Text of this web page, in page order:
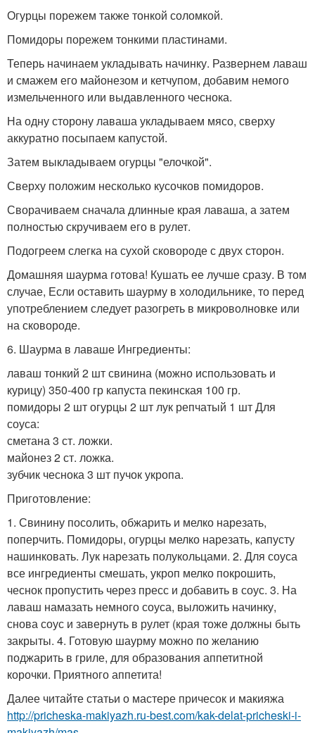
Огурцы порежем также тонкой соломкой.
Помидоры порежем тонкими пластинами.
Теперь начинаем укладывать начинку. Развернем лаваш
и смажем его майонезом и кетчупом, добавим немого
измельченного или выдавленного чеснока.
На одну сторону лаваша укладываем мясо, сверху
аккуратно посыпаем капустой.
Затем выкладываем огурцы "елочкой".
Сверху положим несколько кусочков помидоров.
Сворачиваем сначала длинные края лаваша, а затем
полностью скручиваем его в рулет.
Подогреем слегка на сухой сковороде с двух сторон.
Домашняя шаурма готова! Кушать ее лучше сразу. В том
случае, Если оставить шаурму в холодильнике, то перед
употреблением следует разогреть в микроволновке или
на сковороде.
6. Шаурма в лаваше Ингредиенты:
лаваш тонкий 2 шт свинина (можно использовать и
курицу) 350-400 гр капуста пекинская 100 гр.
помидоры 2 шт огурцы 2 шт лук репчатый 1 шт Для
соуса:
сметана 3 ст. ложки.
майонез 2 ст. ложка.
зубчик чеснока 3 шт пучок укропа.
Приготовление:
1. Свинину посолить, обжарить и мелко нарезать,
поперчить. Помидоры, огурцы мелко нарезать, капусту
нашинковать. Лук нарезать полукольцами. 2. Для соуса
все ингредиенты смешать, укроп мелко покрошить,
чеснок пропустить через пресс и добавить в соус. 3. На
лаваш намазать немного соуса, выложить начинку,
снова соус и завернуть в рулет (края тоже должны быть
закрыты. 4. Готовую шаурму можно по желанию
поджарить в гриле, для образования аппетитной
корочки. Приятного аппетита!
Далее читайте статьи о мастере причесок и макияжа
http://pricheska-makiyazh.ru-best.com/kak-delat-pricheski-i-